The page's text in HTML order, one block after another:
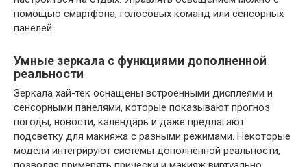
помощью смартфона, голосовых команд или сенсорных
панелей.
Умные зеркала с функциями дополненной
реальности
Зеркала хай-тек оснащены встроенными дисплеями и
сенсорными панелями, которые показывают прогноз
погоды, новости, календарь и даже предлагают
подсветку для макияжа с разными режимами. Некоторые
модели интегрируют системы дополненной реальности,